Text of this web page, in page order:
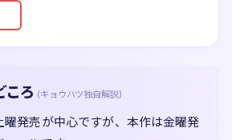
ころ (キョウハツ独自解説)
曜発売が中心ですが、本作は金曜発